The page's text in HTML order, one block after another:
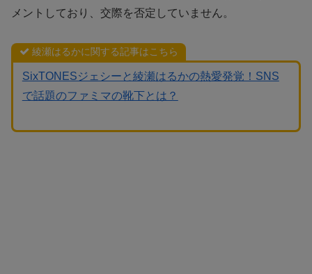
メントしており、交際を否定していません。
綾瀬はるかに関する記事はこちら
SixTONESジェシーと綾瀬はるかの熱愛発覚！SNS
で話題のファミマの靴下とは？